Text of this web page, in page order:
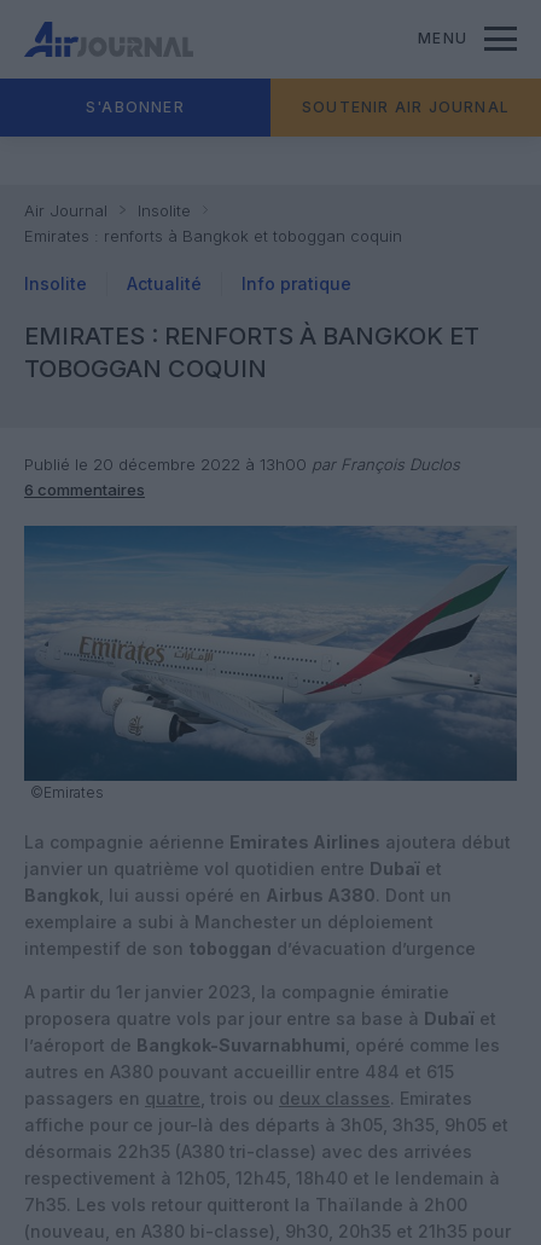
MENU
S'ABONNER SOUTENIR AIR JOURNAL
Air Journal
Insolite
Emirates : renforts à Bangkok et toboggan coquin
Insolite Actualité Info pratique
EMIRATES : RENFORTS À BANGKOK ET
TOBOGGAN COQUIN
Publié le 20 décembre 2022 à 13h00 par François Duclos
6 commentaires
©Emirates
La compagnie aérienne Emirates Airlines ajoutera début
janvier un quatrième vol quotidien entre Dubaï et
Bangkok , lui aussi opéré en Airbus A380. Dont un
exemplaire a subi à Manchester un déploiement
intempestif de son toboggan d’évacuation d’urgence
A partir du 1er janvier 2023, la compagnie émiratie
proposera quatre vols par jour entre sa base à Dubaï et
l’aéroport de Bangkok-Suvarnabhumi , opéré comme les
autres en A380 pouvant accueillir entre 484 et 615
passagers en quatre , trois ou deux classes. Emirates
affiche pour ce jour-là des départs à 3h05, 3h35, 9h05 et
désormais 22h35 (A380 tri-classe) avec des arrivées
respectivement à 12h05, 12h45, 18h40 et le lendemain à
7h35. Les vols retour quitteront la Thaïlande à 2h00
(nouveau, en A380 bi-classe), 9h30, 20h35 et 21h35 pour